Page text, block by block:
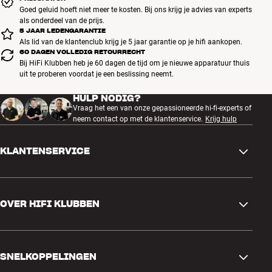
Goed geluid hoeft niet meer te kosten. Bij ons krijg je advies van experts
als onderdeel van de prijs.
5 JAAR LEDENGARANTIE
Als lid van de klantenclub krijg je 5 jaar garantie op je hifi aankopen.
60 DAGEN VOLLEDIG RETOURRECHT
Bij HiFi Klubben heb je 60 dagen de tijd om je nieuwe apparatuur thuis
uit te proberen voordat je een beslissing neemt.
HULP NODIG?
Vraag het een van onze gepassioneerde hi-fi-experts of
neem contact op met de klantenservice. Krijg hulp
KLANTENSERVICE
Ruilen en retourneren
Bestelling herroepen
OVER HIFI KLUBBEN
SNELKOPPELINGEN